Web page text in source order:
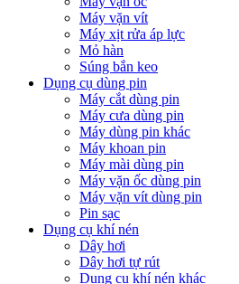
Máy vặn vít
Máy xịt rửa áp lực
Mỏ hàn
Súng bắn keo
Dụng cụ dùng pin
Máy cắt dùng pin
Máy cưa dùng pin
Máy dùng pin khác
Máy khoan pin
Máy mài dùng pin
Máy vặn ốc dùng pin
Máy vặn vít dùng pin
Pin sạc
Dụng cụ khí nén
Dây hơi
Dây hơi tự rút
Dụng cụ khí nén khác